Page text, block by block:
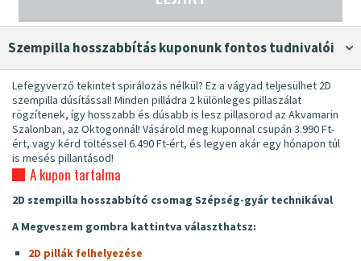
szempilla hosszabbítás kuponunk fontos tudnivalói
Lefegyverző tekintet spirálozás nélkül? Ez a vágyad teljesülhet 2D
szempilla dúsítással! Minden pilládra 2 különleges pillaszálat
rögzítenek, így hosszabb és dúsabb is lesz pillasorod az Akvamarin
Szalonban, az Oktogonnál! Vásárold meg kuponnal csupán 3.990 Ft-
ért, vagy kérd töltéssel 6.490 Ft-ért, és legyen akár egy hónapon túl
is mesés pillantásod!
A kupon tartalma
2D szempilla hosszabbító csomag Szépség-gyár technikával
A Megveszem gombra kattintva választhatsz:
2D pillák felhelyezése